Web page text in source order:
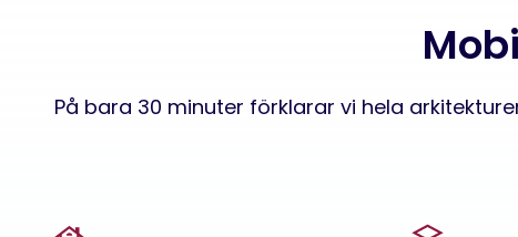
På bara 30 minuter förklarar vi hela